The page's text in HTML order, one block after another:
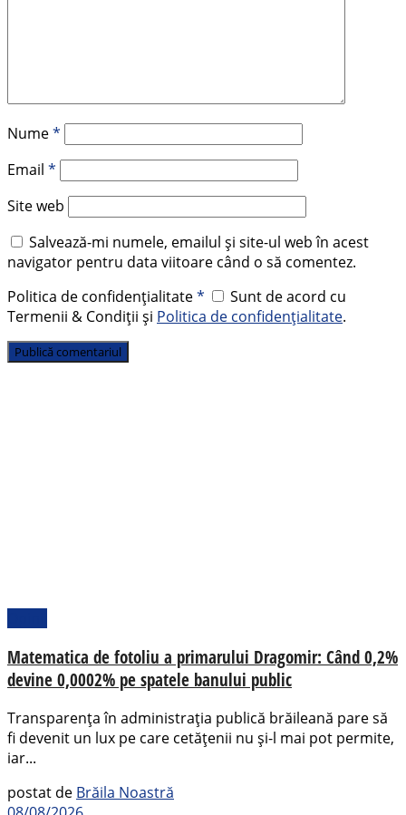
Nume*
Email *
Site web
Salvează-mi numele, emailul și site-ul web în acest
navigator pentru data viitoare când o să comentez.
Politica de confidențialitate*
Sunt de acord cu
Termenii & Condiții și Politica de confidențialitate.
Matematica de fotoliu a primarului Dragomir: Când 0,2%
devine 0,0002% pe spatele banului public
Transparența în administrația publică brăileană pare să
fi devenit un lux pe care cetățenii nu și-l mai pot permite,
iar...
postat de Brăila Noastră